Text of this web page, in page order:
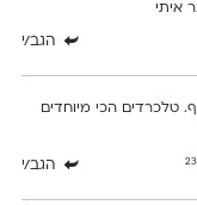
איתי
הגב/י
טלכרדים הכי מיוחדים
הגב/י